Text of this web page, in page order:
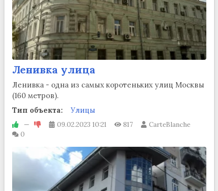
Ленивка улица
Ленивка - одна из самых коротеньких улиц Москвы
(160 метров).
Тип объекта:
Улицы
— 09.02.2023 10:21 817
CarteBlanche
0